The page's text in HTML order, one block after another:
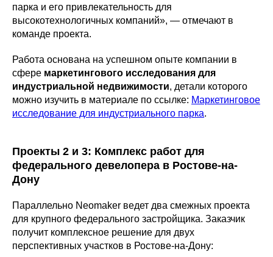
парка и его привлекательность для
высокотехнологичных компаний», — отмечают в
команде проекта.
Работа основана на успешном опыте компании в
сфере маркетингового исследования для
индустриальной недвижимости, детали которого
можно изучить в материале по ссылке: Маркетинговое
исследование для индустриального парка.
Проекты 2 и 3: Комплекс работ для
федерального девелопера в Ростове-на-
Дону
Параллельно Neomaker ведет два смежных проекта
для крупного федерального застройщика. Заказчик
получит комплексное решение для двух
перспективных участков в Ростове-на-Дону: